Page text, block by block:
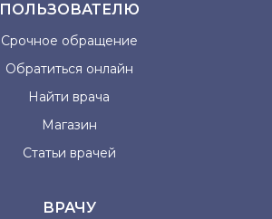
ПОЛЬЗОВАТЕЛЮ
Срочное обращение
Обратиться онлайн
Найти врача
Магазин
Статьи врачей
ВРАЧУ